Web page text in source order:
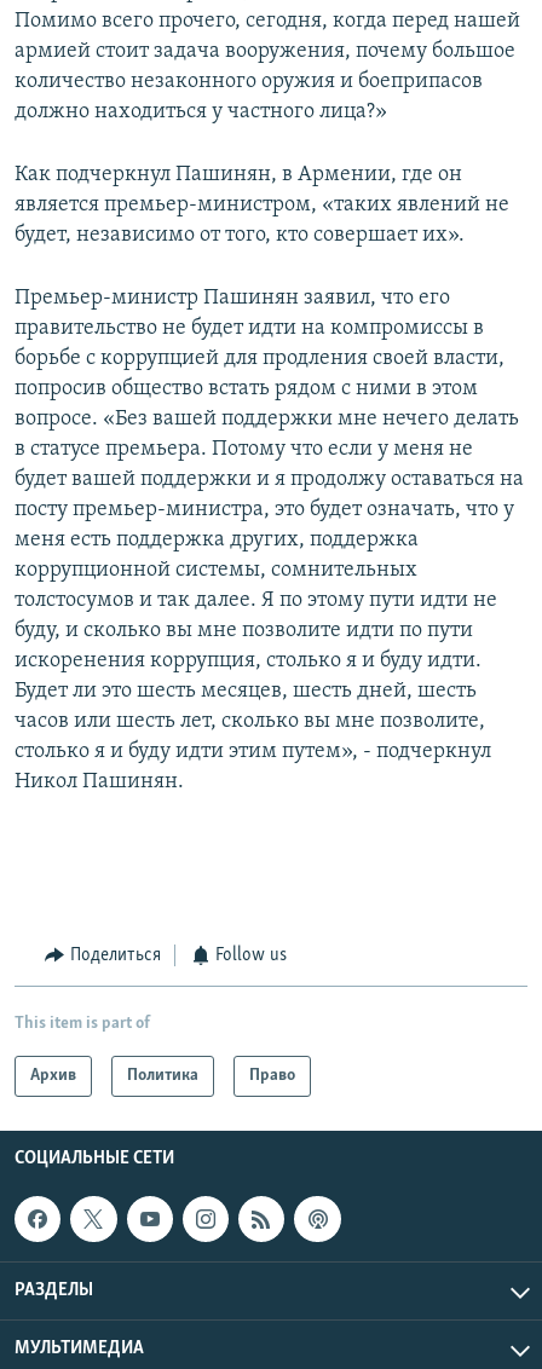
Помимо всего прочего, сегодня, когда перед нашей
армией стоит задача вооружения, почему большое
количество незаконного оружия и боеприпасов
должно находиться у частного лица?»
Как подчеркнул Пашинян, в Армении, где он
является премьер-министром, «таких явлений не
будет, независимо от того, кто совершает их».
Премьер-министр Пашинян заявил, что его
правительство не будет идти на компромиссы в
борьбе с коррупцией для продления своей власти,
попросив общество встать рядом с ними в этом
вопросе. «Без вашей поддержки мне нечего делать
в статусе премьера. Потому что если у меня не
будет вашей поддержки и я продолжу оставаться на
посту премьер-министра, это будет означать, что у
меня есть поддержка других, поддержка
коррупционной системы, сомнительных
толстосумов и так далее. Я по этому пути идти не
буду, и сколько вы мне позволите идти по пути
искоренения коррупция, столько я и буду идти.
Будет ли это шесть месяцев, шесть дней, шесть
часов или шесть лет, сколько вы мне позволите,
столько я и буду идти этим путем», - подчеркнул
Никол Пашинян.
Поделиться Follow us
This item is part of
Архив Политика Право
СОЦИАЛЬНЫЕ СЕТИ
РАЗДЕЛЫ
МУЛЬТИМЕДИА